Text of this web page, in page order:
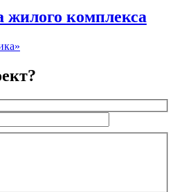
жилого комплекса